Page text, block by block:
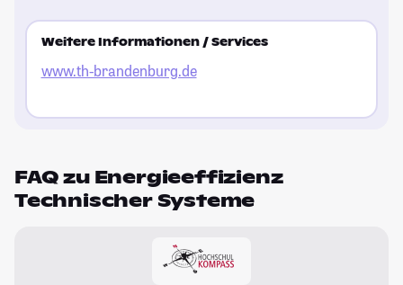
Weitere Informationen / Services
www.th-brandenburg.de
FAQ zu Energieeffizienz
Technischer Systeme